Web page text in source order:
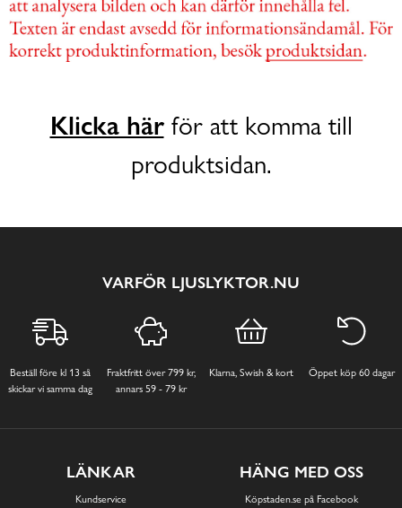
Klicka härför att komma till
produktsidan.
VARFÖR LJUSLYKTOR.NU
Beställ före kl 13 så
skickar vi samma dag
Fraktfritt över 799 kr,
annars 59 - 79 kr
Klarna, Swish & kort Öppet köp 60 dagar
LÄNKAR
Kundservice
HÄNG MED OSS
Köpstaden.se på Facebook